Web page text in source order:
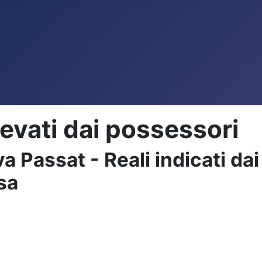
dai possessori
Passat - Reali indicati